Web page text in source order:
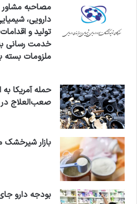
مصاحبه مشاور
دارویی،
تولید و
خدمت رسانی به
ملزومات بسته
حمله آمریکا
صعب‌العلاج
بازار
بودجه دارو